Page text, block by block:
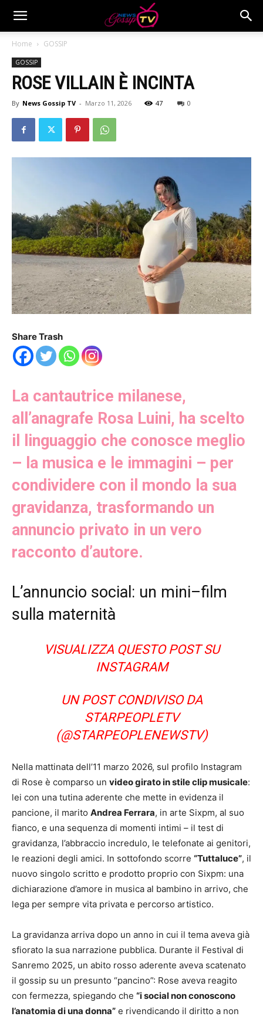
Home GOSSIP
GOSSIP
ROSE VILLAIN È INCINTA
By News Gossip TV - Marzo 11, 2026 47 0
Share Trash
La cantautrice milanese,
all’anagrafe Rosa Luini, ha scelto
il linguaggio che conosce meglio
– la musica e le immagini – per
condividere con il mondo la sua
gravidanza, trasformando un
annuncio privato in un vero
racconto d’autore.
L’annuncio social: un mini–film
sulla maternità
VISUALIZZA QUESTO POST SU
INSTAGRAM
UN POST CONDIVISO DA
STARPEOPLETV
(@STARPEOPLENEWSTV)
Nella mattinata dell’11 marzo 2026, sul profilo Instagram
di Rose è comparso un video girato in stile clip musicale:
lei con una tutina aderente che mette in evidenza il
pancione, il marito Andrea Ferrara, in arte Sixpm, al suo
fianco, e una sequenza di momenti intimi – il test di
gravidanza, l’abbraccio incredulo, le telefonate ai genitori,
le reazioni degli amici. In sottofondo scorre “Tuttaluce”, il
nuovo singolo scritto e prodotto proprio con Sixpm: una
dichiarazione d’amore in musica al bambino in arrivo, che
lega per sempre vita privata e percorso artistico.
La gravidanza arriva dopo un anno in cui il tema aveva già
sfiorato la sua narrazione pubblica. Durante il Festival di
Sanremo 2025, un abito rosso aderente aveva scatenato
il gossip su un presunto “pancino”: Rose aveva reagito
con fermezza, spiegando che “i social non conoscono
l’anatomia di una donna” e rivendicando il diritto a non